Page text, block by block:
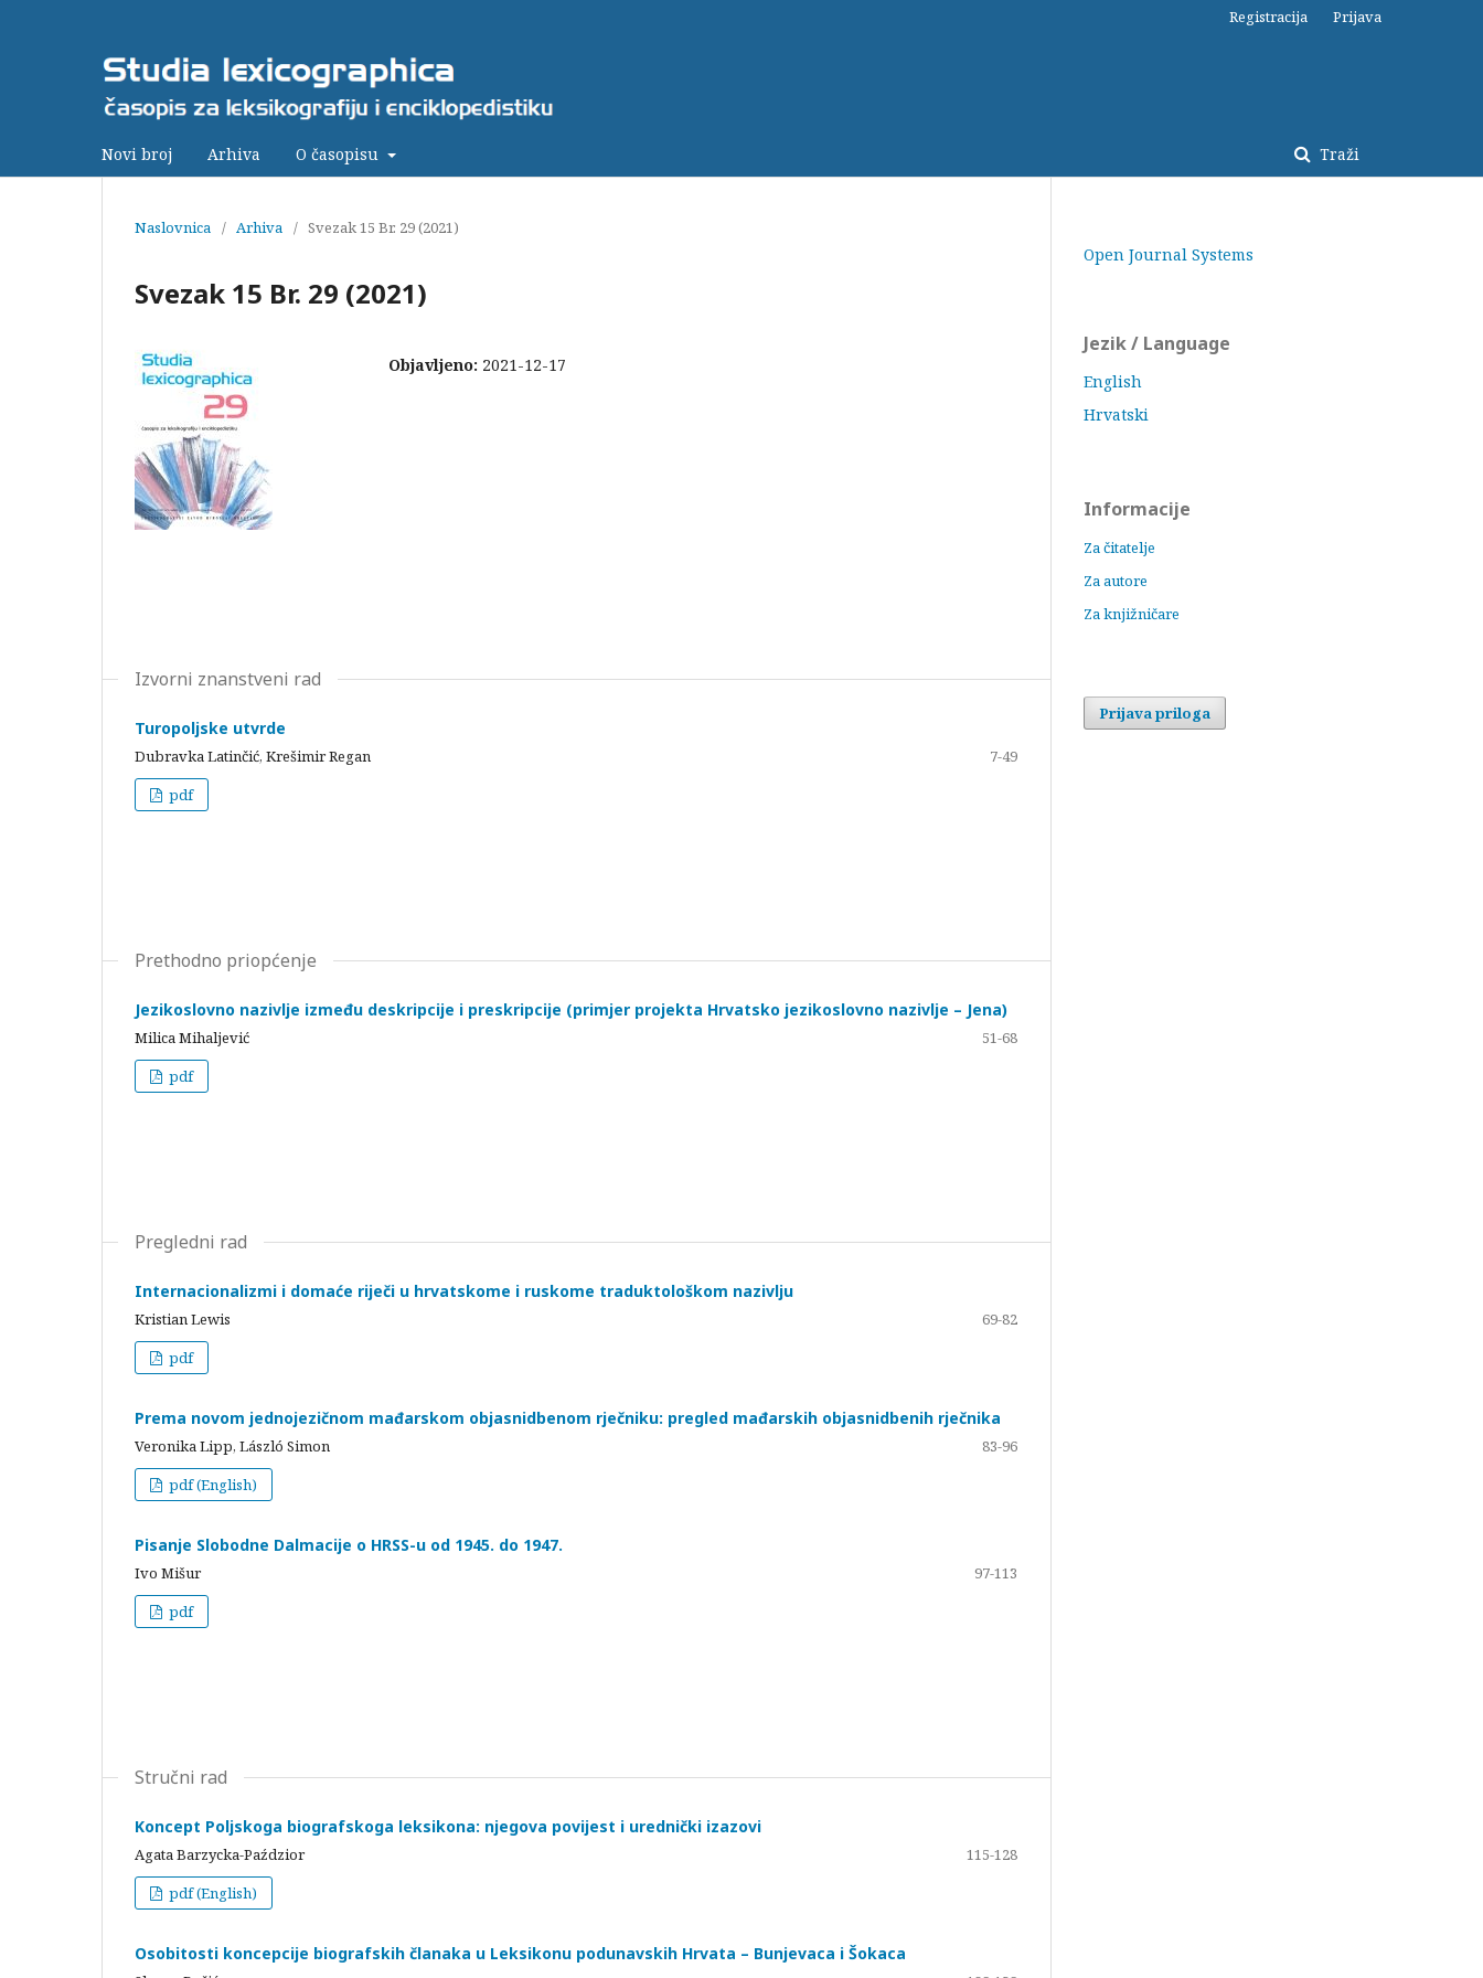
Novi broj Arhiva O časopisu Traži
Registracija Prijava
Naslovnica / Arhiva / Svezak 15 Br. 29 (2021)
Svezak 15 Br. 29 (2021)
Objavljeno: 2021-12-17
Izvorni znanstveni rad
Turopoljske utvrde
Dubravka Latinčić, Krešimir Regan
7-49
pdf
Prethodno priopćenje
Jezikoslovno nazivlje između deskripcije i preskripcije (primjer projekta Hrvatsko jezikoslovno nazivlje – Jena)
Milica Mihaljević
51-68
pdf
Pregledni rad
Internacionalizmi i domaće riječi u hrvatskome i ruskome traduktološkom nazivlju
Kristian Lewis
69-82
pdf
Prema novom jednojezičnom mađarskom objasnidbenom rječniku: pregled mađarskih objasnidbenih rječnika
Veronika Lipp, László Simon
83-96
pdf (English)
Pisanje Slobodne Dalmacije o HRSS-u od 1945. do 1947.
Ivo Mišur
97-113
pdf
Stručni rad
Koncept Poljskoga biografskoga leksikona: njegova povijest i urednički izazovi
Agata Barzycka-Paździor
115-128
pdf (English)
Osobitosti koncepcije biografskih članaka u Leksikonu podunavskih Hrvata – Bunjevaca i Šokaca
Open Journal Systems
Jezik / Language
English
Hrvatski
Informacije
Za čitatelje
Za autore
Za knjižničare
Prijava priloga